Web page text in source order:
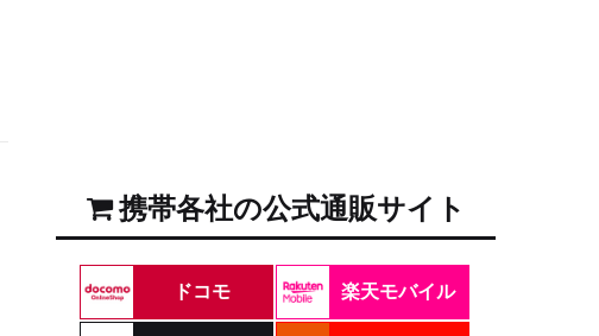
携帯各社の公式通販サイト
ドコモ 楽天モバイル